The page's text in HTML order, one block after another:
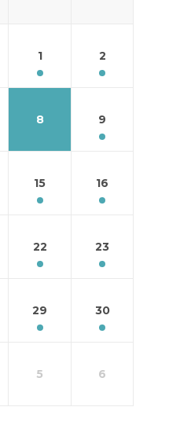
1 2
8 9
15 16
22 23
29 30
5 6